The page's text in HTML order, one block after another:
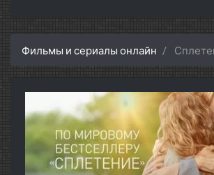
Фильмы и сериалы онлайн